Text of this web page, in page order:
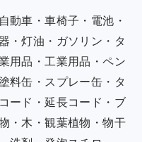
動車・車椅子・電池・
・灯油・ガソリン・タ
用品・工業用品・ペン
料缶・スプレー缶・タ
ード・延長コード・ブ
・木・観葉植物・物干